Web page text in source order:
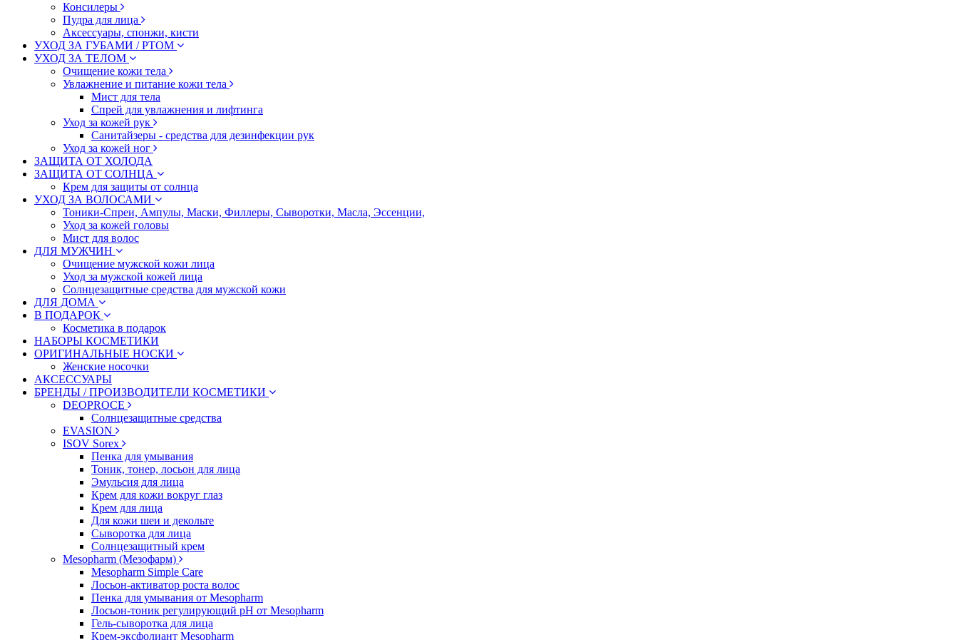
Консилеры
Пудра для лица
Аксессуары, спонжи, кисти
УХОД ЗА ГУБАМИ / РТОМ
УХОД ЗА ТЕЛОМ
Очищение кожи тела
Увлажнение и питание кожи тела
Мист для тела
Спрей для увлажнения и лифтинга
Уход за кожей рук
Санитайзеры - средства для дезинфекции рук
Уход за кожей ног
ЗАЩИТА ОТ ХОЛОДА
ЗАЩИТА ОТ СОЛНЦА
Крем для защиты от солнца
УХОД ЗА ВОЛОСАМИ
Тоники-Спреи, Ампулы, Маски, Филлеры, Сыворотки, Масла, Эссенции,
Уход за кожей головы
Мист для волос
ДЛЯ МУЖЧИН
Очищение мужской кожи лица
Уход за мужской кожей лица
Солнцезащитные средства для мужской кожи
ДЛЯ ДОМА
В ПОДАРОК
Косметика в подарок
НАБОРЫ КОСМЕТИКИ
ОРИГИНАЛЬНЫЕ НОСКИ
Женские носочки
АКСЕССУАРЫ
БРЕНДЫ / ПРОИЗВОДИТЕЛИ КОСМЕТИКИ
DEOPROCE
Солнцезащитные средства
EVASION
ISOV Sorex
Пенка для умывания
Тоник, тонер, лосьон для лица
Эмульсия для лица
Крем для кожи вокруг глаз
Крем для лица
Для кожи шеи и декольте
Сыворотка для лица
Солнцезащитный крем
Mesopharm (Мезофарм)
Mesopharm Simple Care
Лосьон-активатор роста волос
Пенка для умывания от Mesopharm
Лосьон-тоник регулирующий рН от Mesopharm
Гель-сыворотка для лица
Крем-эксфолиант Mesopharm